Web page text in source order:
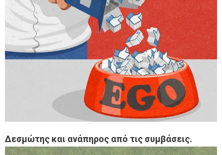
Δεσμώτης και ανάπηρος από τις συμβάσεις.